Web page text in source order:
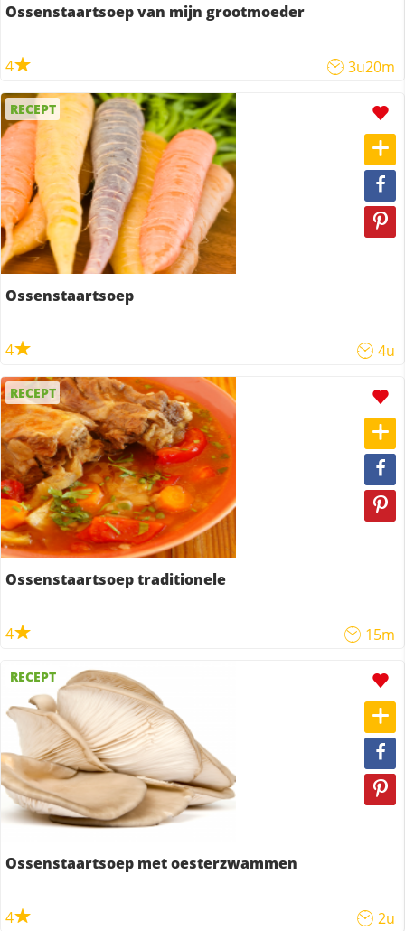
Ossenstaartsoep van mijn grootmoeder
4 3u20m
RECEPT
Ossenstaartsoep
4 4u
RECEPT
Ossenstaartsoep traditionele
4 15m
RECEPT
Ossenstaartsoep met oesterzwammen
4 2u